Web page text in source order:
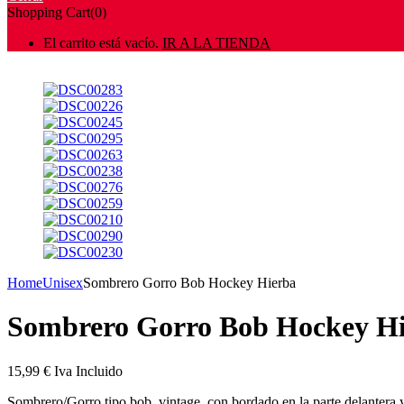
Shopping Cart(0)
El carrito está vacío. IR A LA TIENDA
HomeUnisexSombrero Gorro Bob Hockey Hierba
Sombrero Gorro Bob Hockey
15,99 € Iva Incluido